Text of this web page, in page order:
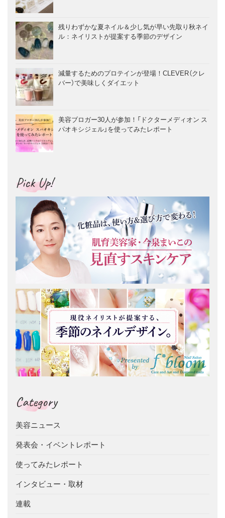
残りわずかな夏ネイル＆少し気が早い先取り秋ネイ
ル：ネイリストが提案する季節のデザイン
減量するためのプロテインが登場！CLEVER（クレ
バー）で美味しくダイエット
美容ブロガー30人が参加！「ドクターメディオン ス
パオキシジェル」を使ってみたレポート
Pick Up!
Category
美容ニュース
発表会・イベントレポート
使ってみたレポート
インタビュー・取材
連載